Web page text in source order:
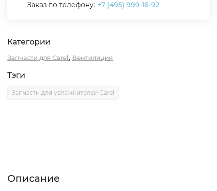
Заказ по телефону: +7 (495) 999-16-92
Категории
Запчасти для Carel, Вентиляция
Тэги
Запчасти для увлажнителей Carel
Описание